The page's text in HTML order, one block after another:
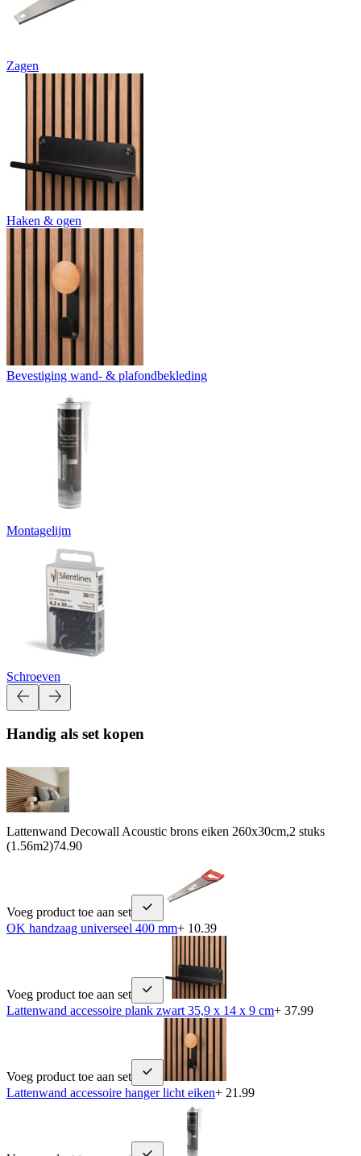
Zagen
Haken & ogen
Bevestiging wand- & plafondbekleding
Montagelijm
Schroeven
Handig als set kopen
Lattenwand Decowall Acoustic brons eiken 260x30cm,2 stuks
(1.56m2)74.90
Voeg product toe aan set
OK handzaag universeel 400 mm+ 10.39
Voeg product toe aan set
Lattenwand accessoire plank zwart 35,9 x 14 x 9 cm+ 37.99
Voeg product toe aan set
Lattenwand accessoire hanger licht eiken+ 21.99